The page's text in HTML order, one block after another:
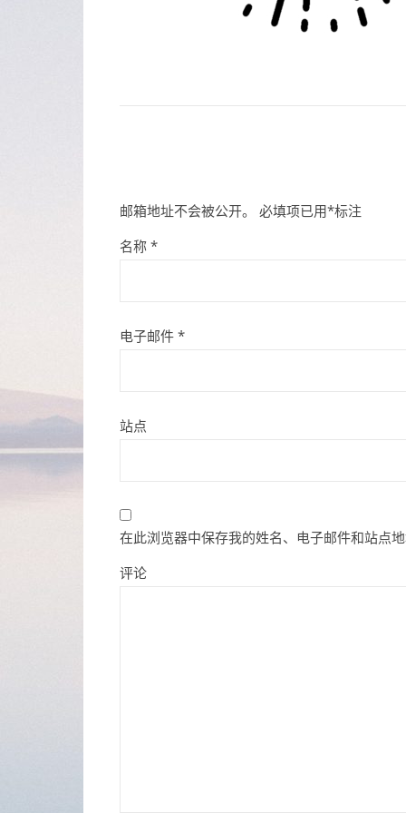
邮箱地址不会被公开。 必填项已用*标注
名称 *
电子邮件 *
站点
在此浏览器中保存我的姓名、电子邮件和站点
评论